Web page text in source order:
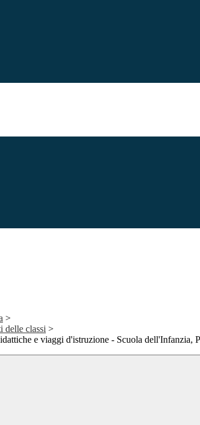
>
delle classi >
e viaggi d'istruzione - Scuola dell'Infanzia,